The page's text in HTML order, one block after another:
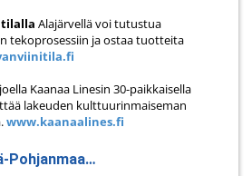
Alajärvellä voi tutustua
tekoprosessiin ja ostaa tuotteita
Kaanaa Linesin 30-paikkaisella
lakeuden kulttuurinmaiseman
www.kaanaalines.fi
Pohjanmaa…